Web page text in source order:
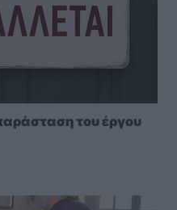
του έργου